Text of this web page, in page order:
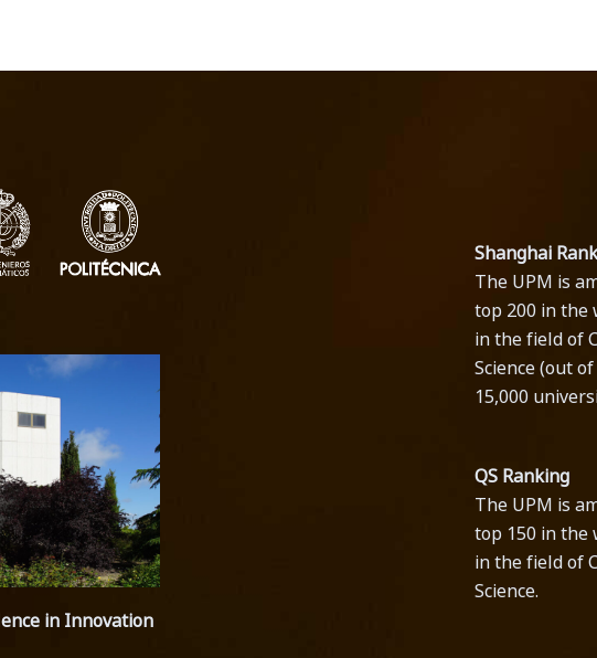
in Innovation
Shanghai
The UPM is
top 200 in the
in the field of
Science (out
15,000
QS Ranking
The UPM is
top 150 in the
in the field of
Science.